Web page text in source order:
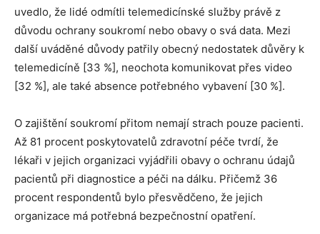
uvedlo, že lidé odmítli telemedicínské služby právě z
důvodu ochrany soukromí nebo obavy o svá data. Mezi
další uváděné důvody patřily obecný nedostatek důvěry k
telemedicíně [33 %], neochota komunikovat přes video
[32 %], ale také absence potřebného vybavení [30 %].
O zajištění soukromí přitom nemají strach pouze pacienti.
Až 81 procent poskytovatelů zdravotní péče tvrdí, že
lékaři v jejich organizaci vyjádřili obavy o ochranu údajů
pacientů při diagnostice a péči na dálku. Přičemž 36
procent respondentů bylo přesvědčeno, že jejich
organizace má potřebná bezpečnostní opatření.